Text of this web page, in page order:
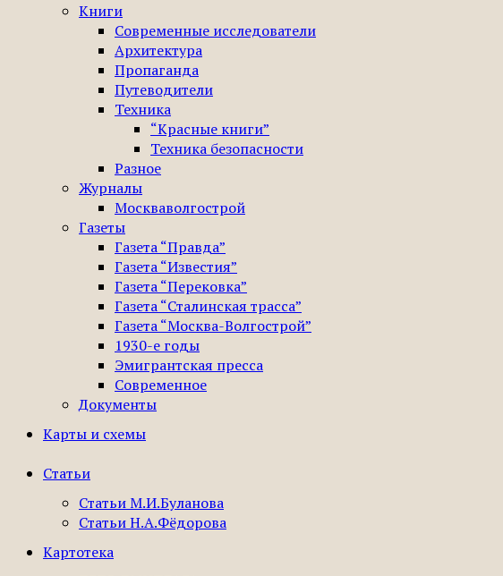
Книги
Современные исследователи
Архитектура
Пропаганда
Путеводители
Техника
“Красные книги”
Техника безопасности
Разное
Журналы
Москваволгострой
Газеты
Газета “Правда”
Газета “Известия”
Газета “Перековка”
Газета “Сталинская трасса”
Газета “Москва-Волгострой”
1930-е годы
Эмигрантская пресса
Современное
Документы
Карты и схемы
Статьи
Статьи М.И.Буланова
Статьи Н.А.Фёдорова
Картотека